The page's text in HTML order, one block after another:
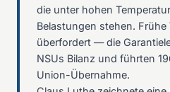
die unter hohen
Belastungen stehen. Frühe
überfordert — die
NSUs Bilanz und führten
Union-Übernahme.